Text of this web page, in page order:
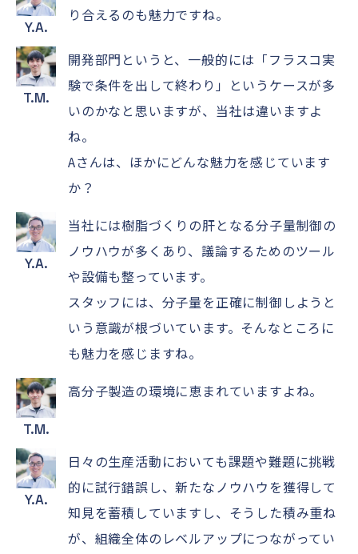
Y.A.
り合えるのも魅力ですね。
T.M.
開発部門というと、一般的には「フラスコ実
験で条件を出して終わり」というケースが多
いのかなと思いますが、当社は違いますよ
ね。
Aさんは、ほかにどんな魅力を感じています
か？
Y.A.
当社には樹脂づくりの肝となる分子量制御の
ノウハウが多くあり、議論するためのツール
や設備も整っています。
スタッフには、分子量を正確に制御しようと
いう意識が根づいています。そんなところに
も魅力を感じますね。
T.M.
高分子製造の環境に恵まれていますよね。
Y.A.
日々の生産活動においても課題や難題に挑戦
的に試行錯誤し、新たなノウハウを獲得して
知見を蓄積していますし、そうした積み重ね
が、組織全体のレベルアップにつながってい